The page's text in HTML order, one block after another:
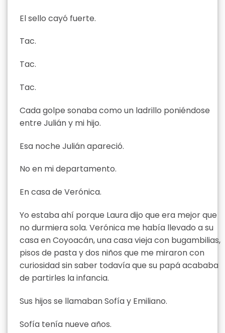
El sello cayó fuerte.
Tac.
Tac.
Tac.
Cada golpe sonaba como un ladrillo poniéndose
entre Julián y mi hijo.
Esa noche Julián apareció.
No en mi departamento.
En casa de Verónica.
Yo estaba ahí porque Laura dijo que era mejor que
no durmiera sola. Verónica me había llevado a su
casa en Coyoacán, una casa vieja con bugambilias,
pisos de pasta y dos niños que me miraron con
curiosidad sin saber todavía que su papá acababa
de partirles la infancia.
Sus hijos se llamaban Sofía y Emiliano.
Sofía tenía nueve años.